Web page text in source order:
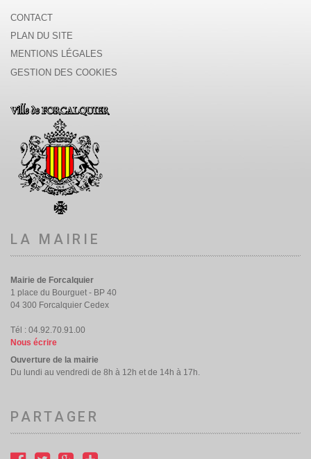
CONTACT
PLAN DU SITE
MENTIONS LÉGALES
GESTION DES COOKIES
LA MAIRIE
Mairie de Forcalquier
1 place du Bourguet - BP 40
04 300 Forcalquier Cedex
Tél : 04.92.70.91.00
Nous écrire
Ouverture de la mairie
Du lundi au vendredi de 8h à 12h et de 14h à 17h.
PARTAGER